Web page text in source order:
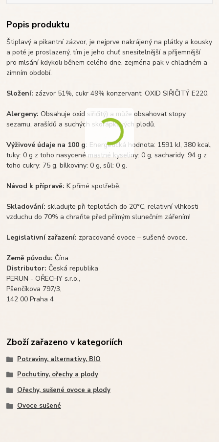
Popis produktu
Štiplavý a pikantní zázvor, je nejprve nakrájený na plátky a kousky
a poté je proslazený, tím je jeho chuť snesitelnější a příjemnější
pro mlsání kdykoli během celého dne, zejména pak v chladném a
zimním období.
Složení: zázvor 51%, cukr 49% konzervant: OXID SIŘIČITÝ E220.
Alergeny:Obsahuje oxid siřičitý) a může obsahovat stopy
sezamu, arašídů a suchých skořápkových plodů.
Výživové údaje na 100 g: Energetická hodnota: 1591 kJ, 380 kcal,
tuky: 0 g z toho nasycené mastné kyseliny: 0 g, sacharidy: 94 g z
toho cukry: 75 g, bílkoviny: 0 g, sůl: 0 g.
Návod k přípravě:K přímé spotřebě.
Skladování: skladujte při teplotách do 20°C, relativní vlhkosti
vzduchu do 70% a chraňte před přímým slunečním zářením!
Legislativní zařazení: zpracované ovoce – sušené ovoce.
Země původu: Čína
Distributor: Česká republika
PERUN - OŘECHY s.r.o.,
Pšenčíkova 797/3,
142 00 Praha 4
Zboží zařazeno v kategoriích
Potraviny, alternativy, BIO
Pochutiny, ořechy a plody
Ořechy, sušené ovoce a plody
Ovoce sušené